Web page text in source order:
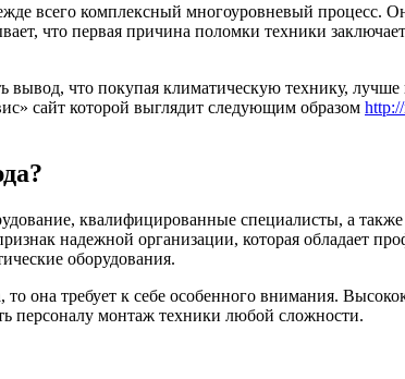
всего комплексный многоуровневый процесс.
что первая причина поломки техники
что покупая климатическую технику,
сайт которой выглядит следующим образом
квалифицированные специалисты, а
надежной организации, которая обладает
оборудования.
она требует к себе особенного внимания.
персоналу монтаж техники любой сложности.